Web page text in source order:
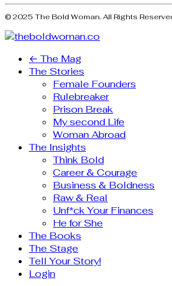
© 2025 The Bold Woman. All Rights
← The Mag
The Stories
Female Founders
Rulebreaker
Prison Break
My second Life
Woman Abroad
The Insights
Think Bold
Career & Courage
Business & Boldness
Raw & Real
Unf*ck Your Finances
He for She
The Books
The Stage
Tell Your Story!
Login